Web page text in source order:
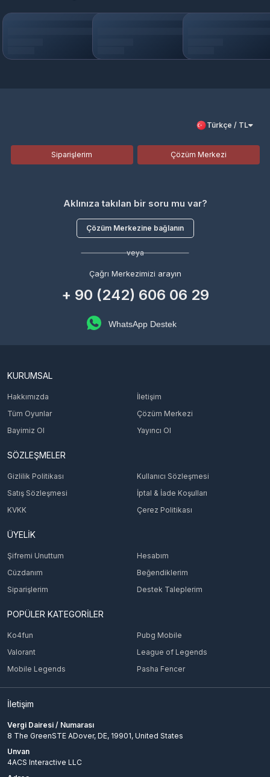
Türkçe / TL
Siparişlerim Çözüm Merkezi
Aklınıza takılan bir soru mu var?
Çözüm Merkezine bağlanın
veya
Çağrı Merkezimizi arayın
+ 90 (242) 606 06 29
WhatsApp Destek
KURUMSAL
Hakkımızda
İletişim
Tüm Oyunlar
Çözüm Merkezi
Bayimiz Ol
Yayıncı Ol
SÖZLEŞMELER
Gizlilik Politikası
Kullanıcı Sözleşmesi
Satış Sözleşmesi
İptal & İade Koşulları
KVKK
Çerez Politikası
ÜYELİK
Şifremi Unuttum
Hesabım
Cüzdanım
Beğendiklerim
Siparişlerim
Destek Taleplerim
POPÜLER KATEGORİLER
Ko4fun
Pubg Mobile
Valorant
League of Legends
Mobile Legends
Pasha Fencer
İletişim
Vergi Dairesi / Numarası
8 The GreenSTE ADover, DE, 19901, United States
Unvan
4ACS Interactive LLC